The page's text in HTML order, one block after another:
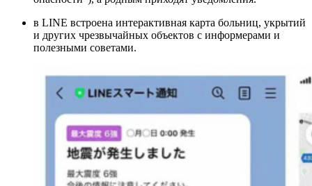
в LINE встроена интерактивная карта больниц, укрытий
и других чрезвычайных объектов с информерами и
полезными советами.